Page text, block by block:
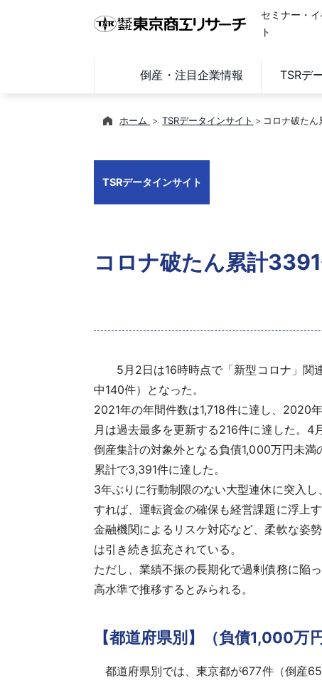
セミナー・
ト
倒産・注目企業情報 TSRデ
ホーム TSRデータインサイト コロナ破た
TSRデータインサイト
コロナ破たん累計
5月2日は16時時点で「新型コロナ」関連
中140件）となった。
2021年の年間件数は1,718件に達し、2020
月は過去最多を更新する216件に達した。4
倒産集計の対象外となる負債1,000万円未
累計で3,391件に達した。
3年ぶりに行動制限のない大型連休に突入
すれば、運転資金の確保も経営課題に浮上
金融機関によるリスケ対応など、柔軟な姿
は引き続き拡充されている。
ただし、業績不振の長期化で過剰債務に陥
高水準で推移するとみられる。
【都道府県別】（負債1,000
都道府県別では、東京都が677件（倒産